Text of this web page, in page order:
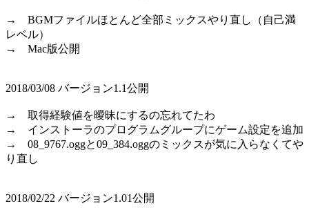
→ BGMファイルほとんど全部ミックスやり直し（自己満
レベル）
→ Mac版公開
2018/03/08 バージョン1.1公開
→ 取得経験値を曖昧にするの忘れてたわ
→ インストーラのプログラムグループにゲーム設定を追加
→ 08_9767.oggと09_384.oggのミックスが気に入らなくてや
り直し
2018/02/22 バージョン1.01公開